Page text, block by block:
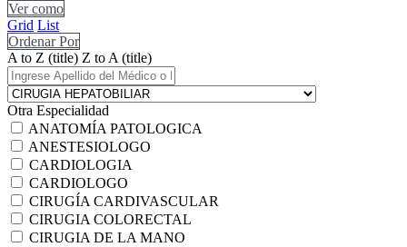
Ver como
Grid List
Ordenar Por
A to Z (title) Z to A (title)
Otra Especialidad
ANATOMÍA PATOLOGICA
ANESTESIOLOGO
CARDIOLOGIA
CARDIOLOGO
CIRUGÍA CARDIVASCULAR
CIRUGIA COLORECTAL
CIRUGIA DE LA MANO